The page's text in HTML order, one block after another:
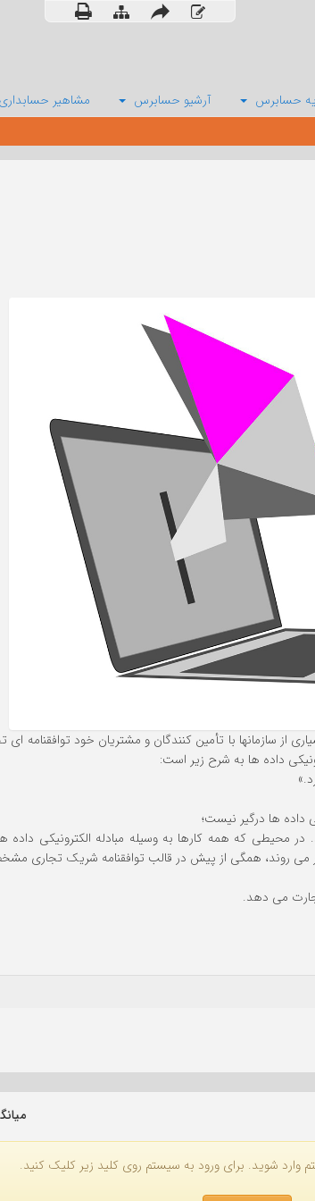
حسابرس آرشیو حسابرس مشاهیر حسابداری
سازمانها با تأمین کنندگان و مشتریان خود توافقنامه ای
داده ها درگیر نیست؛
محیطی که همه کارها به وسیله مبادله الکترونیکی
می روند، همگی از پیش در قالب توافقنامه شریک تجاری
می دهد.
وارد شوید. برای ورود به سیستم روی کلید زیر کلیک کنید.